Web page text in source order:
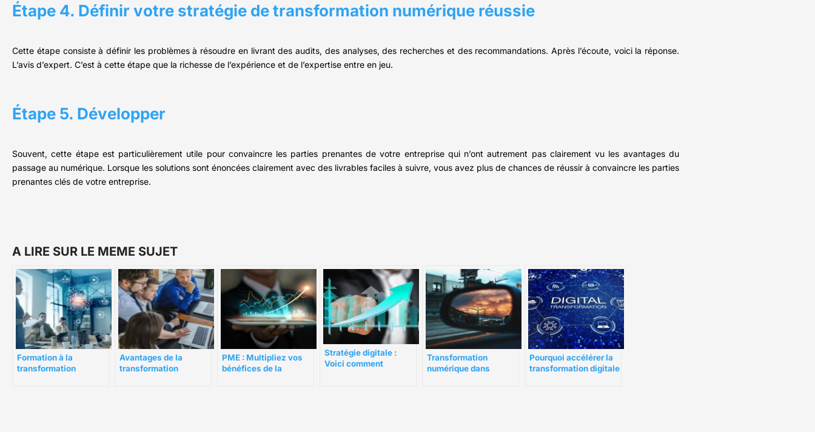
Étape 4. Définir votre stratégie de transformation numérique réussie
Cette étape consiste à définir les problèmes à résoudre en livrant des audits, des analyses, des recherches et des recommandations. Après l’écoute, voici la réponse.
L’avis d’expert. C’est à cette étape que la richesse de l’expérience et de l’expertise entre en jeu.
Étape 5. Développer
Souvent, cette étape est particulièrement utile pour convaincre les parties prenantes de votre entreprise qui n’ont autrement pas clairement vu les avantages du
passage au numérique. Lorsque les solutions sont énoncées clairement avec des livrables faciles à suivre, vous avez plus de chances de réussir à convaincre les parties
prenantes clés de votre entreprise.
A LIRE SUR LE MEME SUJET
Formation à la
transformation
Avantages de la
transformation
PME : Multipliez vos
bénéfices de la
Stratégie digitale :
Voici comment
Transformation
numérique dans
Pourquoi accélérer la
transformation digitale